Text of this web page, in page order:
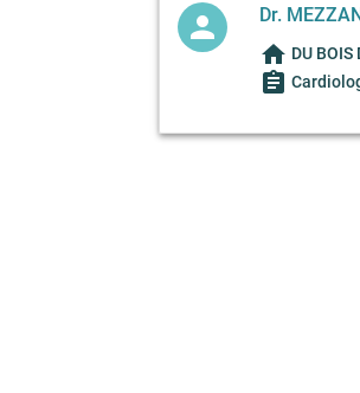
person Dr.
home DU
assignment